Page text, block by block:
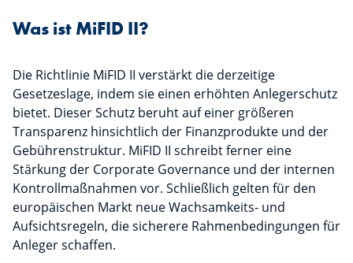
Was ist MiFID II?
Die Richtlinie MiFID II verstärkt die derzeitige
Gesetzeslage, indem sie einen erhöhten Anlegerschutz
bietet. Dieser Schutz beruht auf einer größeren
Transparenz hinsichtlich der Finanzprodukte und der
Gebührenstruktur. MiFID II schreibt ferner eine
Stärkung der Corporate Governance und der internen
Kontrollmaßnahmen vor. Schließlich gelten für den
europäischen Markt neue Wachsamkeits- und
Aufsichtsregeln, die sicherere Rahmenbedingungen für
Anleger schaffen.